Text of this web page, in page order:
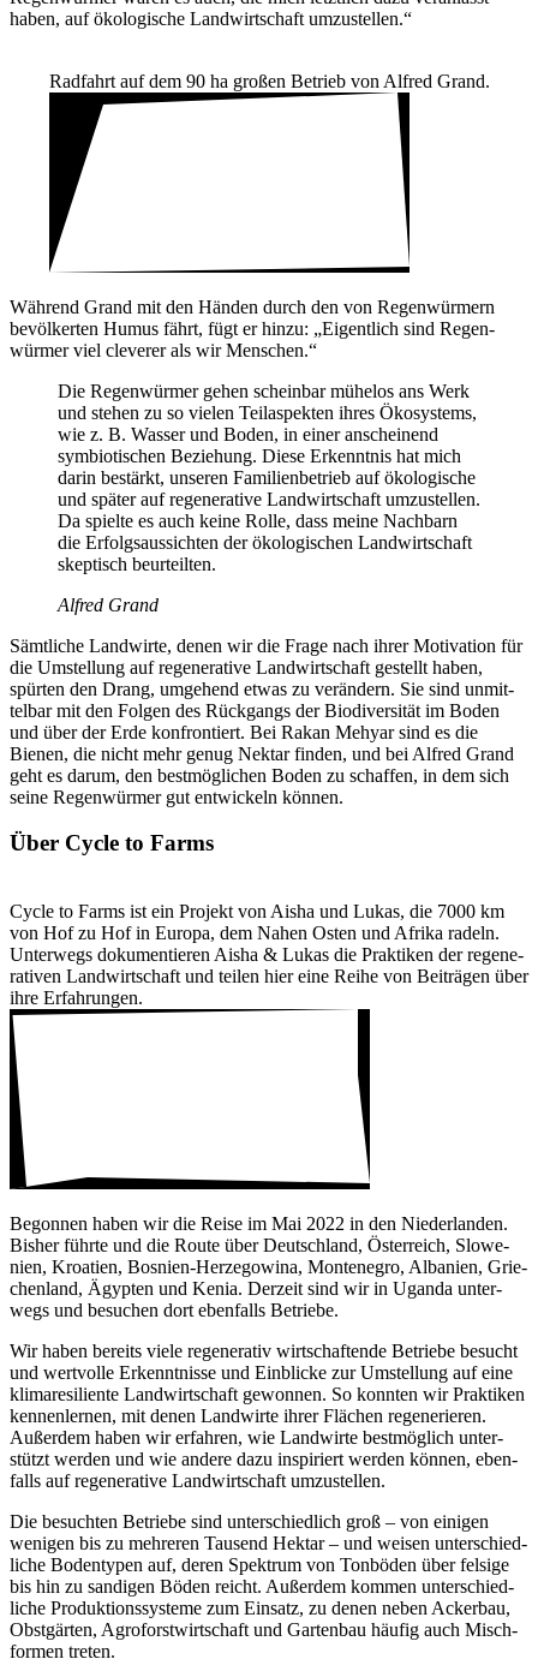
haben, auf ökolo­gi­sche Land­wirt­schaft umzu­stellen.“
Radfahrt auf dem 90 ha großen Betrieb von Alfred Grand.
Während Grand mit den Händen durch den von Regen­wür­mern
bevöl­kerten Humus fährt, fügt er hinzu: „Eigent­lich sind Regen­
würmer viel cleverer als wir Menschen.“
Die Regen­würmer gehen scheinbar mühelos ans Werk
und stehen zu so vielen Teil­aspekten ihres Ökosys­tems,
wie z. B. Wasser und Boden, in einer anschei­nend
symbio­ti­schen Bezie­hung. Diese Erkenntnis hat mich
darin bestärkt, unseren Fami­li­en­be­trieb auf ökolo­gi­sche
und später auf rege­ne­ra­tive Land­wirt­schaft umzu­stellen.
Da spielte es auch keine Rolle, dass meine Nach­barn
die Erfolgs­aus­sichten der ökolo­gi­schen Land­wirt­schaft
skep­tisch beur­teilten.
Alfred Grand
Sämt­liche Land­wirte, denen wir die Frage nach ihrer Moti­va­tion für
die Umstel­lung auf rege­ne­ra­tive Land­wirt­schaft gestellt haben,
spürten den Drang, umge­hend etwas zu verän­dern. Sie sind unmit­
telbar mit den Folgen des Rück­gangs der Biodi­ver­sität im Boden
und über der Erde konfron­tiert. Bei Rakan Mehyar sind es die
Bienen, die nicht mehr genug Nektar finden, und bei Alfred Grand
geht es darum, den best­mög­li­chen Boden zu schaffen, in dem sich
seine Regen­würmer gut entwi­ckeln können.
Über Cycle to Farms
Cycle to Farms ist ein Projekt von Aisha und Lukas, die 7000 km
von Hof zu Hof in Europa, dem Nahen Osten und Afrika radeln.
Unter­wegs doku­men­tieren Aisha & Lukas die Prak­tiken der rege­ne­
ra­tiven Land­wirt­schaft und teilen hier eine Reihe von Beiträgen über
ihre Erfah­rungen.
Begonnen haben wir die Reise im Mai 2022 in den Nieder­landen.
Bisher führte und die Route über Deutsch­land, Öster­reich, Slowe­
nien, Kroa­tien, Bosnien-Herze­go­wina, Monte­negro, Alba­nien, Grie­
chen­land, Ägypten und Kenia. Derzeit sind wir in Uganda unter­
wegs und besu­chen dort eben­falls Betriebe.
Wir haben bereits viele rege­ne­rativ wirt­schaf­tende Betriebe besucht
und wert­volle Erkennt­nisse und Einblicke zur Umstel­lung auf eine
klima­re­si­li­ente Land­wirt­schaft gewonnen. So konnten wir Prak­tiken
kennen­lernen, mit denen Land­wirte ihrer Flächen rege­ne­rieren.
Außerdem haben wir erfahren, wie Land­wirte best­mög­lich unter­
stützt werden und wie andere dazu inspi­riert werden können, eben­
falls auf rege­ne­ra­tive Land­wirt­schaft umzu­stellen.
Die besuchten Betriebe sind unter­schied­lich groß – von einigen
wenigen bis zu mehreren Tausend Hektar – und weisen unter­schied­
liche Boden­typen auf, deren Spek­trum von Tonböden über felsige
bis hin zu sandigen Böden reicht. Außerdem kommen unter­schied­
liche Produk­ti­ons­sys­teme zum Einsatz, zu denen neben Ackerbau,
Obst­gärten, Agro­forst­wirt­schaft und Gartenbau häufig auch Misch­
formen treten.